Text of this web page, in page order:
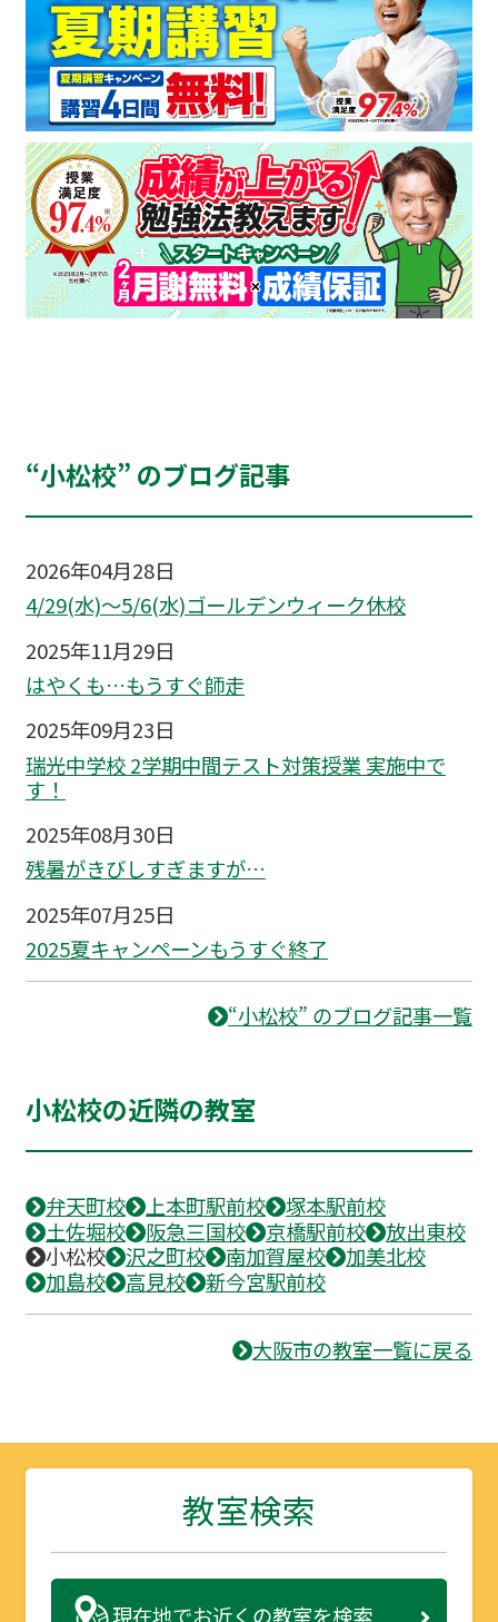
“小松校” のブログ記事
2026年04月28日
4/29(水)～5/6(水)ゴールデンウィーク休校
2025年11月29日
はやくも…もうすぐ師走
2025年09月23日
瑞光中学校 2学期中間テスト対策授業 実施中で
す！
2025年08月30日
残暑がきびしすぎますが…
2025年07月25日
2025夏キャンペーンもうすぐ終了
“小松校” のブログ記事一覧
小松校の近隣の教室
弁天町校 上本町駅前校
塚本駅前校
土佐堀校
阪急三国校 京橋駅前校
放出東校
小松校
沢之町校 南加賀屋校
加美北校
加島校
高見校 新今宮駅前校
大阪市の教室一覧に戻る
教室検索
現在地でお近くの教室を検索